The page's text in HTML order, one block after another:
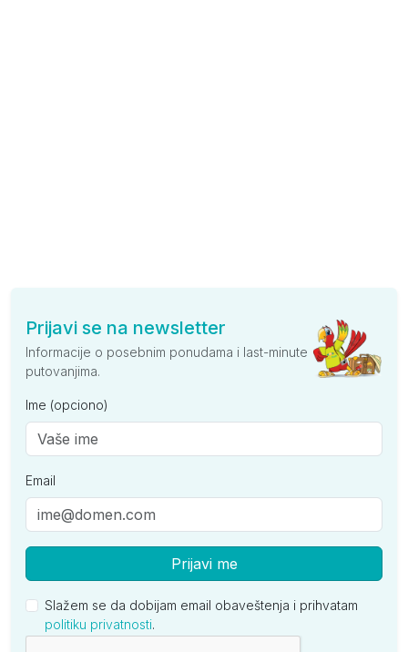
Prijavi se na newsletter
Informacije o posebnim ponudama i last-minute
putovanjima.
Ime (opciono)
Email
Prijavi me
Slažem se da dobijam email obaveštenja i prihvatam
politiku privatnosti.